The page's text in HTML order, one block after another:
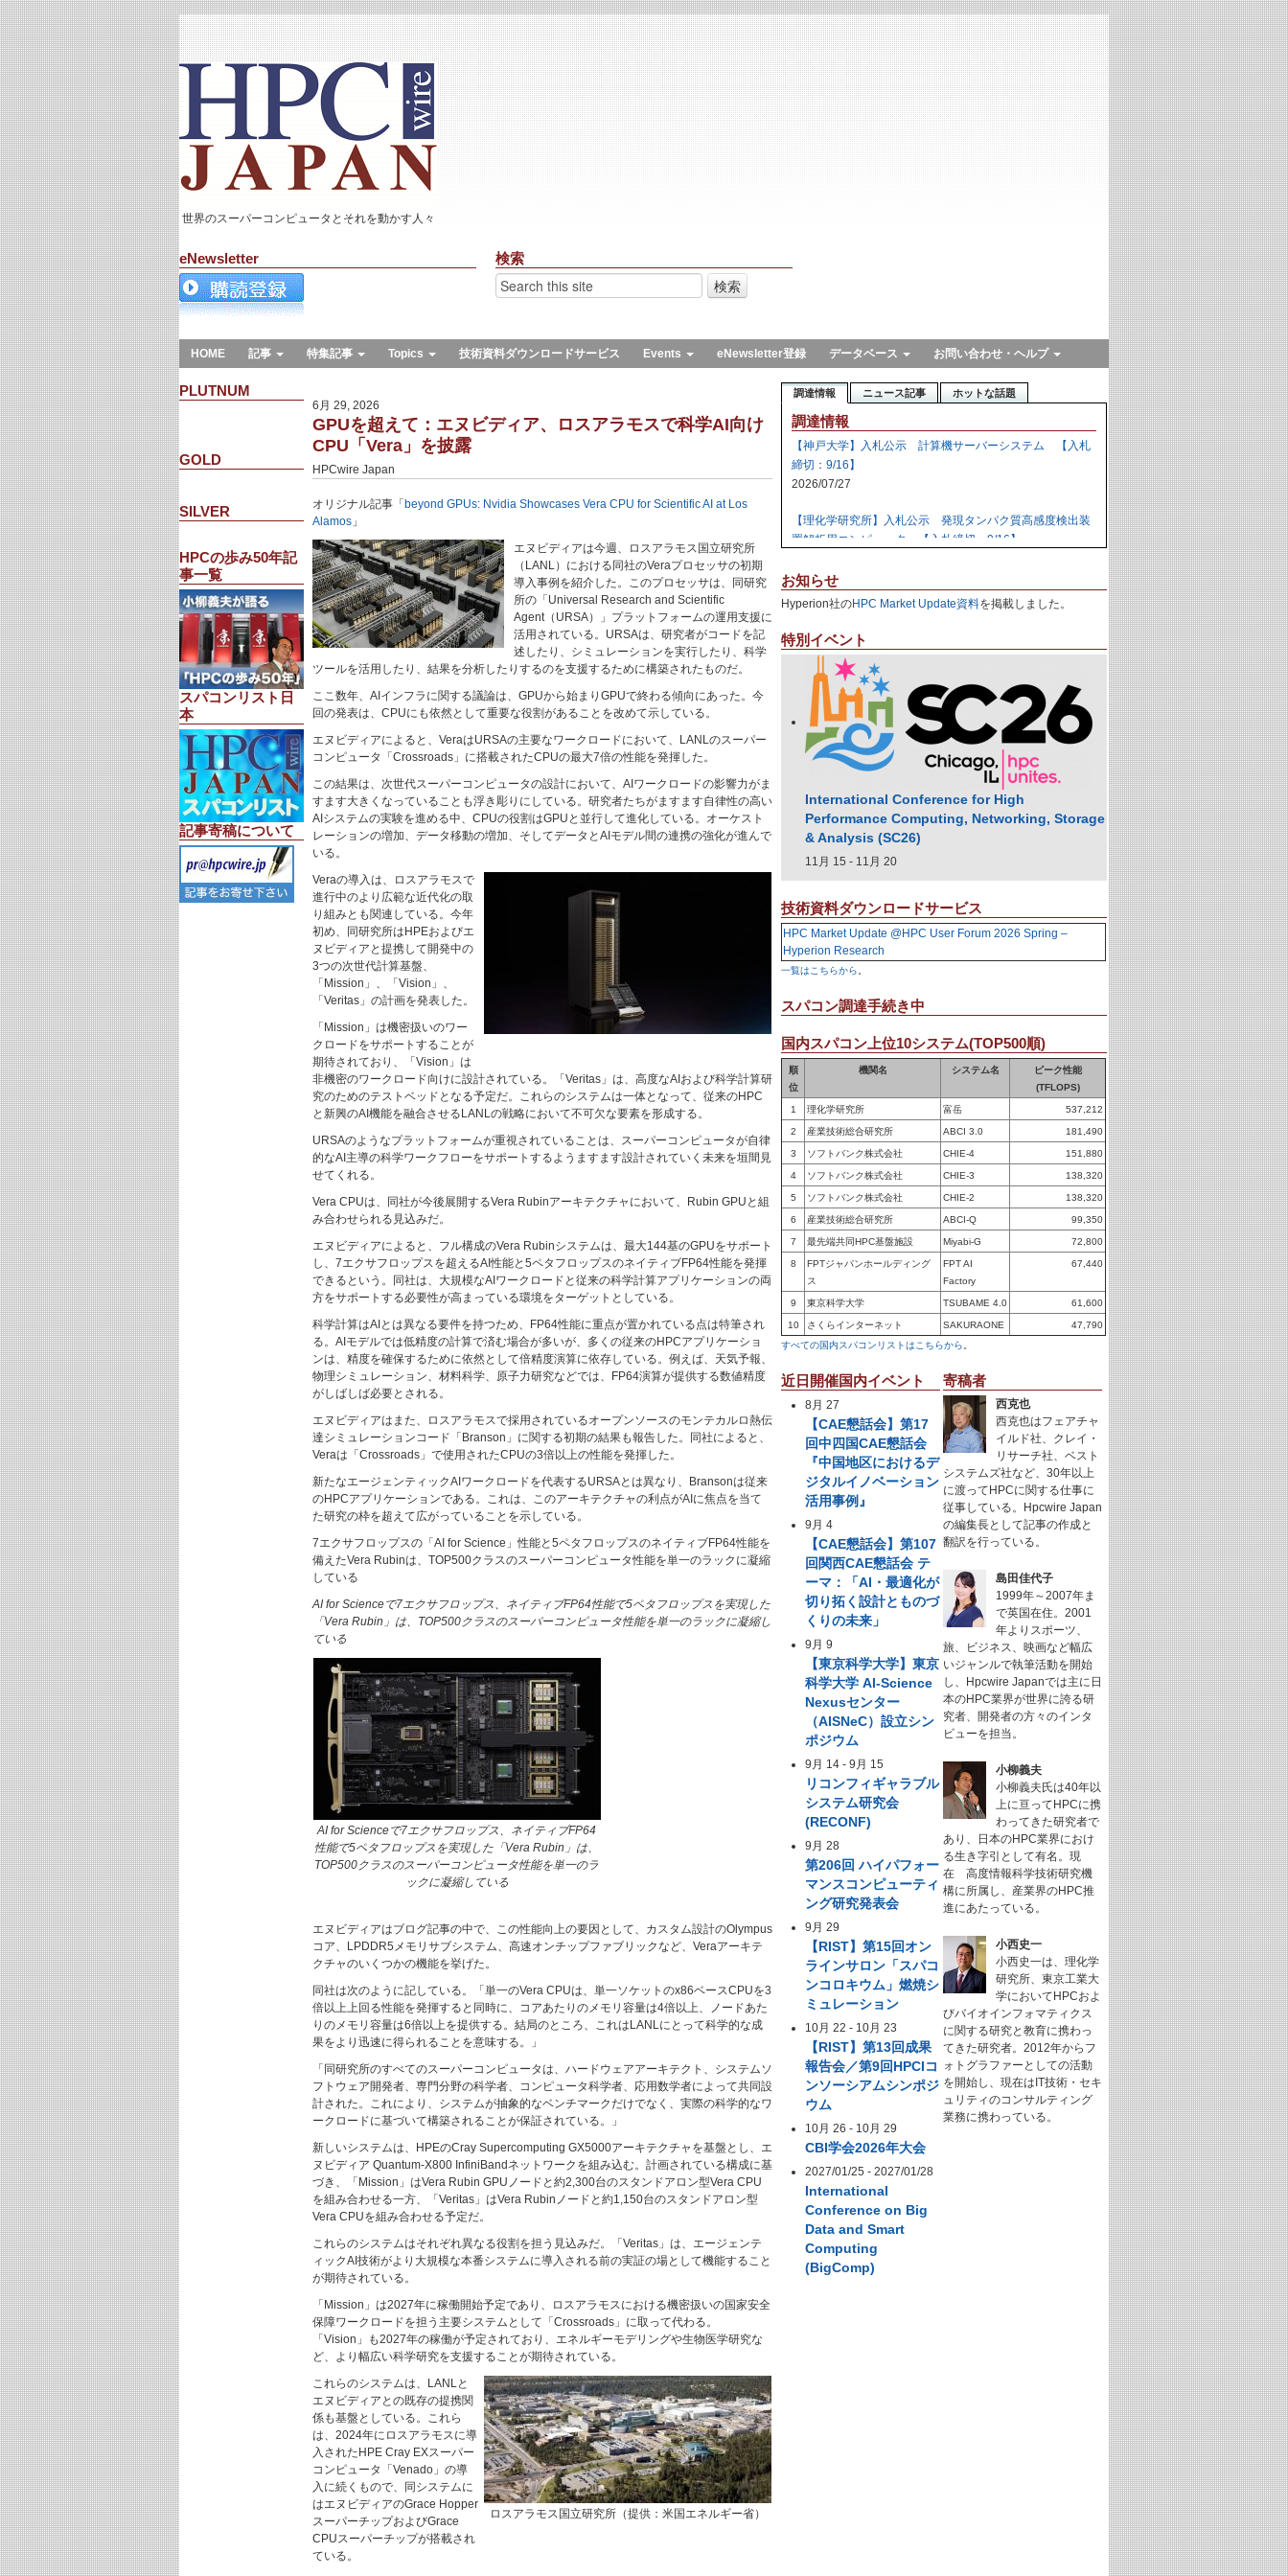
世界のスーパーコンピュータとそれを動かす人々
eNewsletter 検索
HOME 記事 特集記事 Topics 技術資料ダウンロードサービス Events eNewsletter登録 データベース お問い合わせ・ヘルプ
PLUTNUM
GOLD
SILVER
HPCの歩み50年記
事一覧
スパコンリスト日
本
記事寄稿について
6月 29, 2026
GPUを超えて：エヌビディア、ロスアラモスで科学AI向け
CPU「Vera」を披露
HPCwire Japan
オリジナル記事「 beyond GPUs: Nvidia Showcases Vera CPU for Scientific AI at Los
Alamos」
エヌビディアは今週、ロスアラモス国立研究所
（LANL）における同社のVeraプロセッサの初期
導入事例を紹介した。このプロセッサは、同研究
所の「Universal Research and Scientific
Agent（URSA）」プラットフォームの運用支援に
活用されている。URSAは、研究者がコードを記
述したり、シミュレーションを実行したり、科学
ツールを活用したり、結果を分析したりするのを支援するために構築されたものだ。
ここ数年、AIインフラに関する議論は、GPUから始まりGPUで終わる傾向にあった。今
回の発表は、CPUにも依然として重要な役割があることを改めて示している。
エヌビディアによると、VeraはURSAの主要なワークロードにおいて、LANLのスーパー
コンピュータ「Crossroads」に搭載されたCPUの最大7倍の性能を発揮した。
この結果は、次世代スーパーコンピュータの設計において、AIワークロードの影響力がま
すます大きくなっていることも浮き彫りにしている。研究者たちがますます自律性の高い
AIシステムの実験を進める中、CPUの役割はGPUと並行して進化している。オーケスト
レーションの増加、データ移動の増加、そしてデータとAIモデル間の連携の強化が進んで
いる。
Veraの導入は、ロスアラモスで
進行中のより広範な近代化の取
り組みとも関連している。今年
初め、同研究所はHPEおよびエ
ヌビディアと提携して開発中の
3つの次世代計算基盤、
「Mission」、「Vision」、
「Veritas」の計画を発表した。
「Mission」は機密扱いのワー
クロードをサポートすることが
期待されており、「Vision」は
非機密のワークロード向けに設計されている。「Veritas」は、高度なAIおよび科学計算研
究のためのテストベッドとなる予定だ。これらのシステムは一体となって、従来のHPC
と新興のAI機能を融合させるLANLの戦略において不可欠な要素を形成する。
URSAのようなプラットフォームが重視されていることは、スーパーコンピュータが自律
的なAI主導の科学ワークフローをサポートするようますます設計されていく未来を垣間見
せてくれる。
Vera CPUは、同社が今後展開するVera Rubinアーキテクチャにおいて、Rubin GPUと組
み合わせられる見込みだ。
エヌビディアによると、フル構成のVera Rubinシステムは、最大144基のGPUをサポート
し、7エクサフロップスを超えるAI性能と5ペタフロップスのネイティブFP64性能を発揮
できるという。同社は、大規模なAIワークロードと従来の科学計算アプリケーションの両
方をサポートする必要性が高まっている環境をターゲットとしている。
科学計算はAIとは異なる要件を持つため、FP64性能に重点が置かれている点は特筆され
る。AIモデルでは低精度の計算で済む場合が多いが、多くの従来のHPCアプリケーショ
ンは、精度を確保するために依然として倍精度演算に依存している。例えば、天気予報、
物理シミュレーション、材料科学、原子力研究などでは、FP64演算が提供する数値精度
がしばしば必要とされる。
エヌビディアはまた、ロスアラモスで採用されているオープンソースのモンテカルロ熱伝
達シミュレーションコード「Branson」に関する初期の結果も報告した。同社によると、
Veraは「Crossroads」で使用されたCPUの3倍以上の性能を発揮した。
新たなエージェンティックAIワークロードを代表するURSAとは異なり、Bransonは従来
のHPCアプリケーションである。これは、このアーキテクチャの利点がAIに焦点を当て
た研究の枠を超えて広がっていることを示している。
7エクサフロップスの「AI for Science」性能と5ペタフロップスのネイティブFP64性能を
備えたVera Rubinは、TOP500クラスのスーパーコンピュータ性能を単一のラックに凝縮
している
AI for Scienceで7エクサフロップス、ネイティブFP64性能で5ペタフロップスを実現した
「Vera Rubin」は、TOP500クラスのスーパーコンピュータ性能を単一のラックに凝縮し
ている
AI for Scienceで7エクサフロップス、ネイティブFP64
性能で5ペタフロップスを実現した「Vera Rubin」は、
TOP500クラスのスーパーコンピュータ性能を単一のラ
ックに凝縮している
エヌビディアはブログ記事の中で、この性能向上の要因として、カスタム設計のOlympus
コア、LPDDR5メモリサブシステム、高速オンチップファブリックなど、Veraアーキテ
クチャのいくつかの機能を挙げた。
同社は次のように記している。「単一のVera CPUは、単一ソケットのx86ベースCPUを3
倍以上上回る性能を発揮すると同時に、コアあたりのメモリ容量は4倍以上、ノードあた
りのメモリ容量は6倍以上を提供する。結局のところ、これはLANLにとって科学的な成
果をより迅速に得られることを意味する。」
「同研究所のすべてのスーパーコンピュータは、ハードウェアアーキテクト、システムソ
フトウェア開発者、専門分野の科学者、コンピュータ科学者、応用数学者によって共同設
計された。これにより、システムが抽象的なベンチマークだけでなく、実際の科学的なワ
ークロードに基づいて構築されることが保証されている。」
新しいシステムは、HPEのCray Supercomputing GX5000アーキテクチャを基盤とし、エ
ヌビディア Quantum-X800 InfiniBandネットワークを組み込む。計画されている構成に基
づき、「Mission」はVera Rubin GPUノードと約2,300台のスタンドアロン型Vera CPU
を組み合わせる一方、「Veritas」はVera Rubinノードと約1,150台のスタンドアロン型
Vera CPUを組み合わせる予定だ。
これらのシステムはそれぞれ異なる役割を担う見込みだ。「Veritas」は、エージェンテ
ィックAI技術がより大規模な本番システムに導入される前の実証の場として機能すること
が期待されている。
「Mission」は2027年に稼働開始予定であり、ロスアラモスにおける機密扱いの国家安全
保障ワークロードを担う主要システムとして「Crossroads」に取って代わる。
「Vision」も2027年の稼働が予定されており、エネルギーモデリングや生物医学研究な
ど、より幅広い科学研究を支援することが期待されている。
ロスアラモス国立研究所（提供：米国エネルギー省）
これらのシステムは、LANLと
エヌビディアとの既存の提携関
係も基盤としている。これら
は、2024年にロスアラモスに導
入されたHPE Cray EXスーパー
コンピュータ「Venado」の導
入に続くもので、同システムに
はエヌビディアのGrace Hopper
スーパーチップおよびGrace
CPUスーパーチップが搭載され
ている。
調達情報 ニュース記事 ホットな話題
調達情報
【神戸大学】入札公示 計算機サーバーシステム 【入札
締切：9/16】
2026/07/27
【理化学研究所】入札公示 発現タンパク質高感度検出装
置解析用コンピュータ 【入札締切：9/16】
【日本原子力研究開発機構】資料招請 ＧＰＵ計算機シス
2026/07/24
【日本原子力研究開発機構】入札公示 炉心損傷解析用ク
ラスタ計算機の購入 【入札締切：9/29】
2026/07/23
【高知大学】落札公示 人工知能用計算ノード 【株式会
社エレパ】 31,988,000円
お知らせ
Hyperion社のHPC Market Update資料を掲載しました。
特別イベント
International Conference for High
Performance Computing, Networking, Storage
& Analysis (SC26)
11月 15 - 11月 20
技術資料ダウンロードサービス
HPC Market Update @HPC User Forum 2026 Spring –
Hyperion Research
一覧はこちらから
スパコン調達手続き中
国内スパコン上位10システム(TOP500順)
順
位
機関名 システム名
ピーク性能
(TFLOPS)
1 理化学研究所 富岳 537,212
2 産業技術総合研究所 ABCI 3.0 181,490
3 ソフトバンク株式会社 CHIE-4 151,880
4 ソフトバンク株式会社 CHIE-3 138,320
5 ソフトバンク株式会社 CHIE-2 138,320
6 産業技術総合研究所 ABCI-Q 99,350
7 最先端共同HPC基盤施設 Miyabi-G 72,800
8
FPTジャパンホールディング
ス
FPT AI
Factory
67,440
9 東京科学大学 TSUBAME 4.0 61,600
10 さくらインターネット SAKURAONE
47,790
すべての国内スパコンリストはこちらから
近日開催国内イベント
8月 27
【CAE懇話会】第17
回中四国CAE懇話会
『中国地区におけるデ
ジタルイノベーション
活用事例』
9月 4
【CAE懇話会】第107
回関西CAE懇話会 テ
ーマ：「AI・最適化が
切り拓く設計とものづ
くりの未来」
9月 9
【東京科学大学】東京
科学大学 AI-Science
Nexusセンター
（AISNeC）設立シン
ポジウム
9月 14 -9月 15
リコンフィギャラブル
システム研究会
(RECONF)
9月 28
第206回 ハイパフォー
マンスコンピューティ
ング研究発表会
9月 29
【RIST】第15回オン
ラインサロン「スパコ
ンコロキウム」燃焼シ
ミュレーション
10月 22 - 10月 23
【RIST】第13回成果
報告会／第9回HPCIコ
ンソーシアムシンポジ
ウム
10月 26 - 10月 29
CBI学会2026年大会
2027/01/25 -2027/01/28
International
Conference on Big
Data and Smart
Computing
(BigComp)
寄稿者
西克也
西克也はフェアチャ
イルド社、クレイ・
リサーチ社、ベスト
システムズ社など、30年以上
に渡ってHPCに関する仕事に
従事している。Hpcwire Japan
の編集長として記事の作成と
翻訳を行っている。
島田佳代子
1999年～2007年ま
で英国在住。2001
年よりスポーツ、
旅、ビジネス、映画など幅広
いジャンルで執筆活動を開始
し、Hpcwire Japanでは主に日
本のHPC業界が世界に誇る研
究者、開発者の方々のインタ
ビューを担当。
小柳義夫
小柳義夫氏は40年以
上に亘ってHPCに携
わってきた研究者で
あり、日本のHPC業界におけ
る生き字引として有名。現
在 高度情報科学技術研究機
構に所属し、産業界のHPC推
進にあたっている。
小西史一
小西史一は、理化学
研究所、東京工業大
学においてHPCおよ
びバイオインフォマティクス
に関する研究と教育に携わっ
てきた研究者。2012年からフ
ォトグラファーとしての活動
を開始し、現在はIT技術・セキ
ュリティのコンサルティング
業務に携わっている。